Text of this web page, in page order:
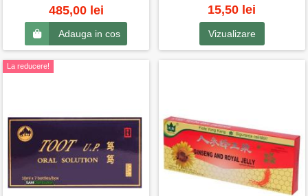
485,00 lei
Adauga in cos
15,50 lei
Vizualizare
La reducere!